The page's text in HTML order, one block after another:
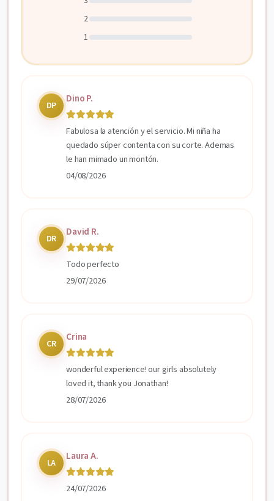
2
1
DP
Dino P.
Fabulosa la atención y el servicio. Mi niña ha
quedado súper contenta con su corte. Ademas
le han mimado un montón.
04/08/2026
DR
David R.
Todo perfecto
29/07/2026
CR
Crina
wonderful experience! our girls absolutely
loved it, thank you Jonathan!
28/07/2026
LA
Laura A.
24/07/2026